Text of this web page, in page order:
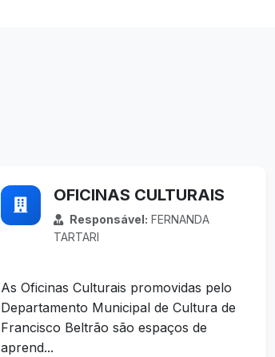
OFICINAS CULTURAIS
Responsável: FERNANDA
TARTARI
As Oficinas Culturais promovidas pelo
Departamento Municipal de Cultura de
Francisco Beltrão são espaços de
aprend...